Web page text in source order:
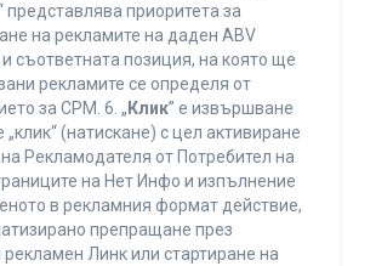
представлява приоритета за
на рекламите на даден ABV
съответната позиция, на която ще
рекламите се определя от
за CPM. 6. „ Клик” е извършване
„клик“ (натискане) с цел активиране
Рекламодателя от Потребител на
на Нет Инфо и изпълнение
в рекламния формат действие,
препращане през
Линк или стартиране на